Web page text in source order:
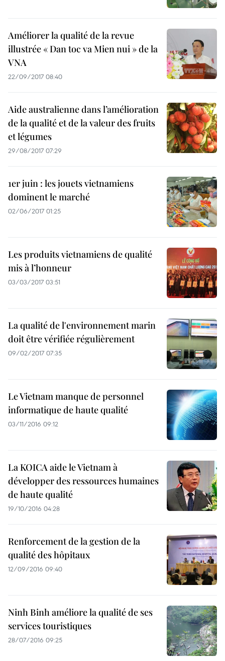
Améliorer la qualité de la revue
illustrée « Dan toc va Mien nui » de la
VNA
22/09/2017 08:40
Aide australienne dans l’amélioration
de la qualité et de la valeur des fruits
et légumes
29/08/2017 07:29
1er juin : les jouets vietnamiens
dominent le marché
02/06/2017 01:25
Les produits vietnamiens de qualité
mis à l’honneur
03/03/2017 03:51
La qualité de l'environnement marin
doit être vérifiée régulièrement
09/02/2017 07:35
Le Vietnam manque de personnel
informatique de haute qualité
03/11/2016 09:12
La KOICA aide le Vietnam à
développer des ressources humaines
de haute qualité
19/10/2016 04:28
Renforcement de la gestion de la
qualité des hôpitaux
12/09/2016 09:40
Ninh Binh améliore la qualité de ses
services touristiques
28/07/2016 09:25